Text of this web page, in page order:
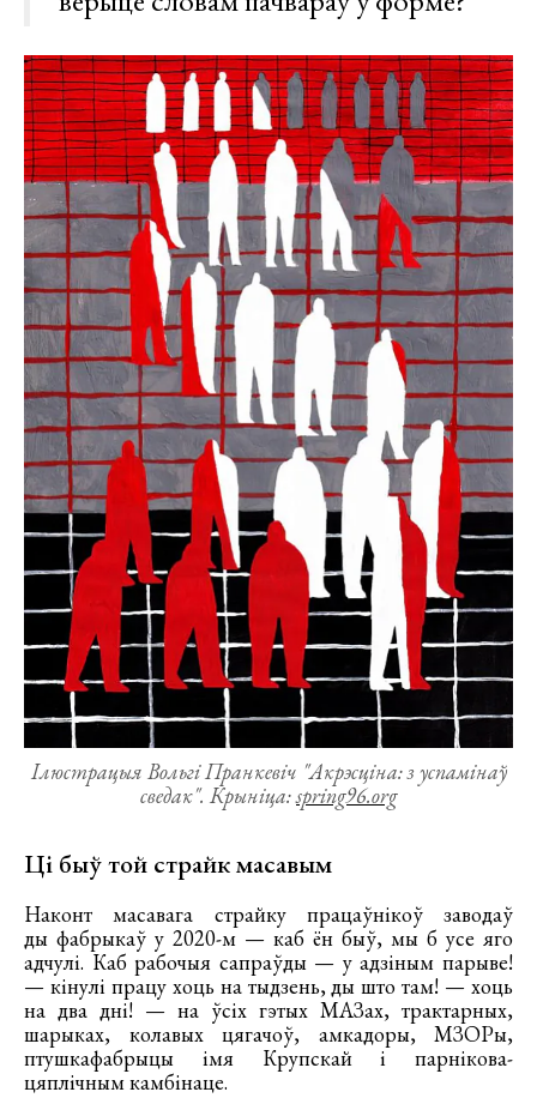
Ілюстрацыя Вольгі Пранкевіч "Акрэсціна: з успамінаў
сведак". Крыніца:spring96.org
Ці быў той страйк масавым
Наконт масавага страйку працаўнікоў заводаў
ды фабрыкаў у 2020-м — каб ён быў, мы б усе яго
адчулі. Каб рабочыя сапраўды — у адзіным парыве!
— кінулі працу хоць на тыдзень, ды што там! — хоць
на два дні! — на ўсіх гэтых МАЗах, трактарных,
шарыках, колавых цягачоў, амкадоры, МЗОРы,
птушкафабрыцы імя Крупскай і парнікова-
цяплічным камбінаце.